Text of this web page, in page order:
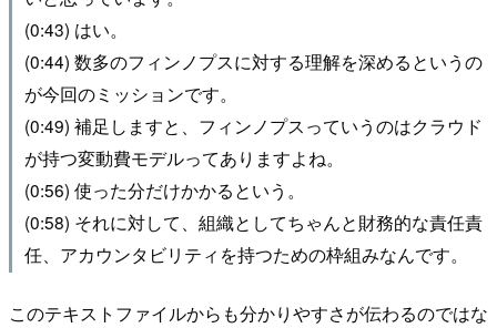
(0:43) はい。
(0:44) 数多のフィンノプスに対する理解を深めるというの
が今回のミッションです。
(0:49) 補足しますと、フィンノプスっていうのはクラウド
が持つ変動費モデルってありますよね。
(0:56) 使った分だけかかるという。
(0:58) それに対して、組織としてちゃんと財務的な責任責
任、アカウンタビリティを持つための枠組みなんです。
このテキストファイルからも分かりやすさが伝わるのではな